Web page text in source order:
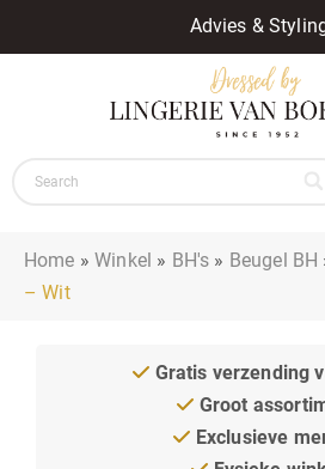
Advies &
Home »Winkel » BH's » Beugel BH
– Wit
Gratis verzending
Groot
Exclusieve